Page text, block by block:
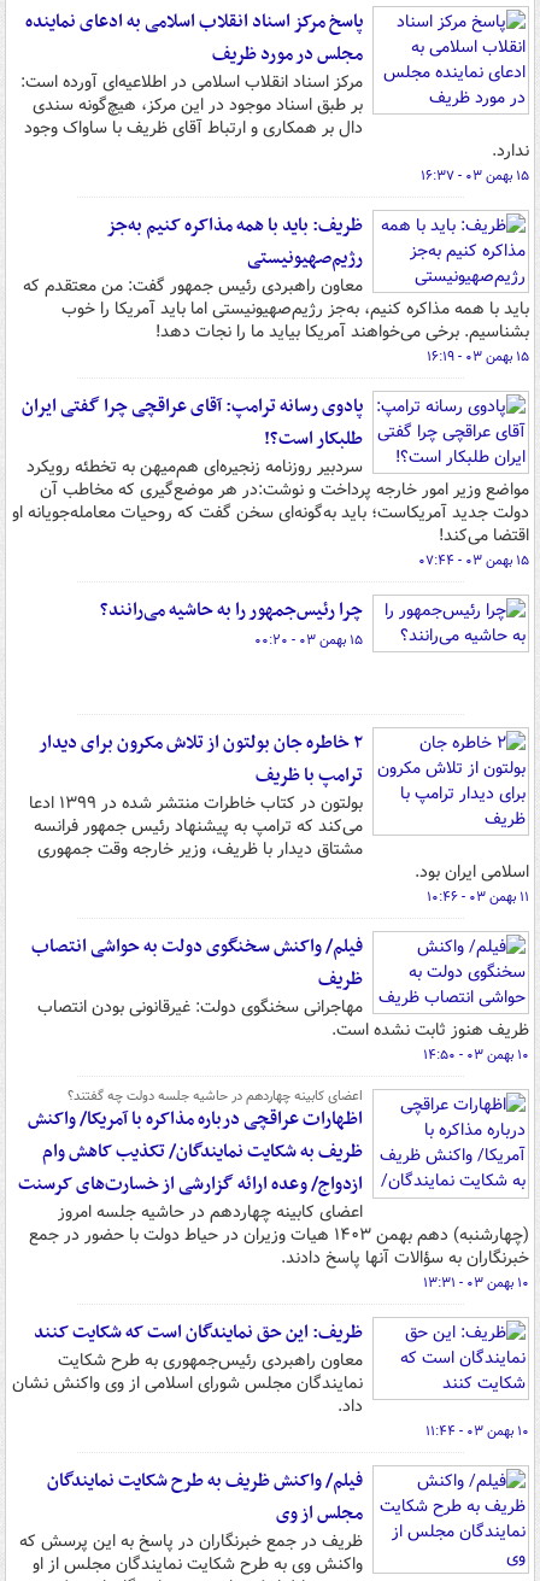
پاسخ مرکز اسناد انقلاب اسلامی به ادعای نماینده
مجلس در مورد ظریف
مرکز اسناد انقلاب اسلامی در اطلاعیه‌ای آورده است:
بر طبق اسناد موجود در این مرکز، هیچ‌گونه سندی
دال بر همکاری و ارتباط آقای ظریف با ساواک وجود
ندارد.
۱۵ بهمن ۰۳ - ۱۶:۳۷
ظریف: باید با همه مذاکره‌ کنیم به‌جز
رژیم‌صهیونیستی
معاون راهبردی رئیس جمهور گفت: من معتقدم که
باید با همه مذاکره‌ کنیم، به‌جز رژیم‌صهیونیستی اما باید آمریکا را خوب
بشناسیم. برخی می‌خواهند آمریکا بیاید ما را نجات دهد!
۱۵ بهمن ۰۳ - ۱۶:۱۹
پادوی رسانه ترامپ: آقای عراقچی چرا گفتی ایران
طلبکار است؟!
سردبیر روزنامه زنجیره‌ای هم‌میهن به تخطئه رویکرد
مواضع وزیر امور خارجه پرداخت و نوشت:در هر موضع‌گیری که مخاطب آن
دولت جدید آمریکاست؛ باید به‌گونه‌ای سخن گفت که روحیات معامله‌جویانه او
اقتضا می‌کند!
۱۵ بهمن ۰۳ - ۰۷:۴۴
چرا رئیس‌جمهور را به حاشیه می‌رانند؟
۱۵ بهمن ۰۳ - ۰۰:۲۰
۲ خاطره جان بولتون از تلاش مکرون برای دیدار
ترامپ با ظریف
بولتون در کتاب خاطرات منتشر شده در ۱۳۹۹ ادعا
می‌کند که ترامپ به پیشنهاد رئیس جمهور فرانسه
مشتاق دیدار با ظریف، وزیر خارجه وقت جمهوری
اسلامی ایران بود.
۱۱ بهمن ۰۳ - ۱۰:۴۶
فیلم/ واکنش سخنگوی دولت به حواشی انتصاب
ظریف
مهاجرانی سخنگوی دولت: غیرقانونی بودن انتصاب
ظریف هنوز ثابت نشده است.
۱۰ بهمن ۰۳ - ۱۴:۵۰
اعضای کابینه چهاردهم در حاشیه جلسه دولت چه گفتند؟
اظهارات عراقچی درباره مذاکره با آمریکا/ واکنش
ظریف به شکایت نمایندگان/ تکذیب کاهش وام
ازدواج/ وعده ارائه گزارشی از خسارت‌های کرسنت
اعضای کابینه چهاردهم در حاشیه جلسه امروز
(چهارشنبه) دهم بهمن ۱۴۰۳ هیات وزیران در حیاط دولت با حضور در جمع
خبرنگاران به سؤالات‌ آنها پاسخ دادند.
۱۰ بهمن ۰۳ - ۱۳:۳۱
ظریف: این حق نمایندگان است که شکایت کنند
معاون راهبردی رئیس‌جمهوری به طرح شکایت
نمایندگان مجلس شورای اسلامی از وی واکنش نشان
داد.
۱۰ بهمن ۰۳ - ۱۱:۴۴
فیلم/ واکنش ظریف به طرح شکایت نمایندگان
مجلس از وی
ظریف در جمع خبرنگاران در پاسخ به این پرسش که
واکنش وی به طرح شکایت نمایندگان مجلس از او